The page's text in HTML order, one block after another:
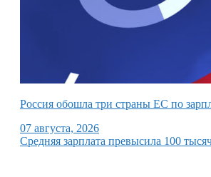
Россия обошла три страны ЕС по
07 августа, 2026
Средняя зарплата превысила 100